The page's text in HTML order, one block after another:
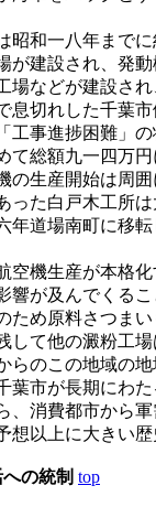
和一八年までに
が建設され、発
場などが建設さ
切れした千葉市
工事進捗困難」
て総額九一四万円
生産開始は周囲
た白戸木工所は
年道場南町に移
機生産が本格化
響が及んでくるこ
め原料さつまい
して他の澱粉工
のこの地域の地
葉市が長期にわた
、消費都市から
想以上に大きい
の統制 top